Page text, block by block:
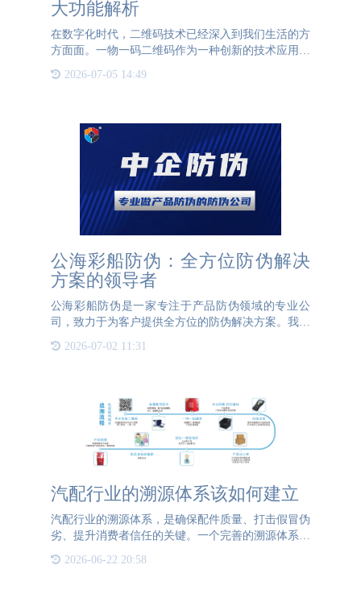
大功能解析
在数字化时代，二维码技术已经深入到我们生活的方
方面面。一物一码二维码作为一种创新的技术应用，
不仅能够实现产品的唯一标识，还具备多种功能，如
防伪、防窜货、溯源、营销和大数据分析。这些功能
2026-07-05 14:49
公海彩船防伪：全方位防伪解决
方案的领导者
公海彩船防伪是一家专注于产品防伪领域的专业公
司，致力于为客户提供全方位的防伪解决方案。我们
的业务范围涵盖了标签、软件和设备等多个方面，旨
在帮助企业有效防止假冒伪劣产品的流通，保护品牌
2026-07-02 11:31
汽配行业的溯源体系该如何建立
汽配行业的溯源体系，是确保配件质量、打击假冒伪
劣、提升消费者信任的关键。一个完善的溯源体系，
和可追溯性。 首先，在生产环节，企业需建立详尽
2026-06-22 20:58